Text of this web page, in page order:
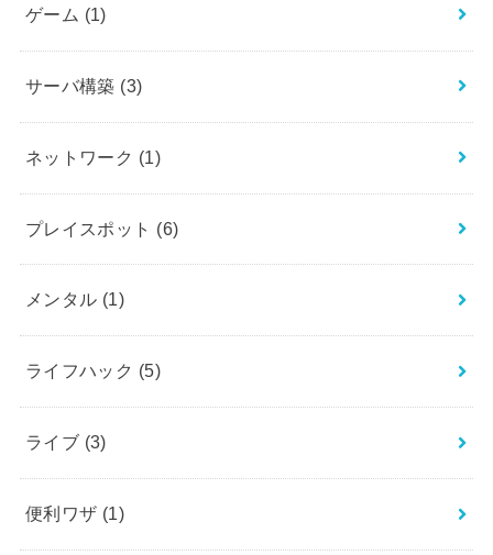
ゲーム (1)
サーバ構築 (3)
ネットワーク (1)
プレイスポット (6)
メンタル (1)
ライフハック (5)
ライブ (3)
便利ワザ (1)